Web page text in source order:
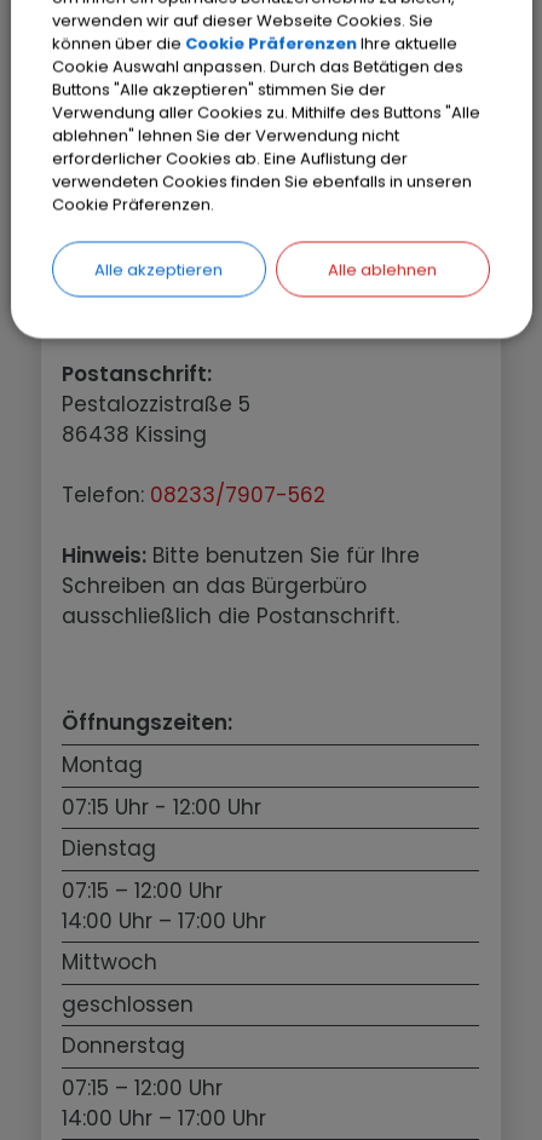
Kontakt
Bürgerbüro Kissing
Öffentliche Sicherheit und Ordnung
Hausanschrift:
Asternstraße 13
86438 Kissing
Postanschrift:
Pestalozzistraße 5
86438 Kissing
Telefon: 08233/7907-562
Hinweis: Bitte benutzen Sie für Ihre
Schreiben an das Bürgerbüro
ausschließlich die Postanschrift.
Öffnungszeiten:
Montag
07:15 Uhr - 12:00 Uhr
Dienstag
07:15 – 12:00 Uhr
14:00 Uhr – 17:00 Uhr
Mittwoch
geschlossen
Donnerstag
07:15 – 12:00 Uhr
14:00 Uhr – 17:00 Uhr
verwenden wir auf dieser Webseite Cookies. Sie
können über die Cookie PräferenzenIhre aktuelle
Cookie Auswahl anpassen. Durch das Betätigen des
Buttons "Alle akzeptieren" stimmen Sie der
Verwendung aller Cookies zu. Mithilfe des Buttons "Alle
ablehnen" lehnen Sie der Verwendung nicht
erforderlicher Cookies ab. Eine Auflistung der
verwendeten Cookies finden Sie ebenfalls in unseren
Cookie Präferenzen.
Alle akzeptieren Alle ablehnen